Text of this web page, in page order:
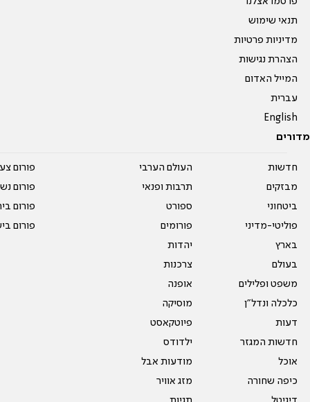
תנאי שימוש
מדיניות פרטיות
הצהרת נגישות
המייל האדום
עברית
English
מדורים
חדשות
מבזקים
ביטחוני
פוליטי-מדיני
בארץ
בעולם
משפט ופלילים
כלכלה ונדל"ן
דעות
חדשות המגזר
אוכל
כיפה שחורה
העולם הערבי
תרבות ופנאי
ספורט
פורומים
יהדות
צרכנות
אופנה
מוסיקה
פיוטקאסט
ילדודס
מודעות אבל
מזג אוויר
פורום
פורום
פורום
פורום